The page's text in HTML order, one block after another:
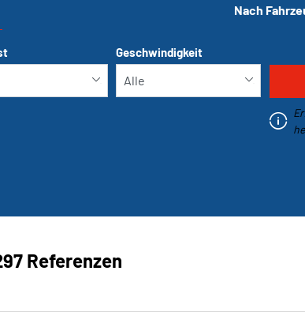
Nach
Geschwindigkeit
Referenzen